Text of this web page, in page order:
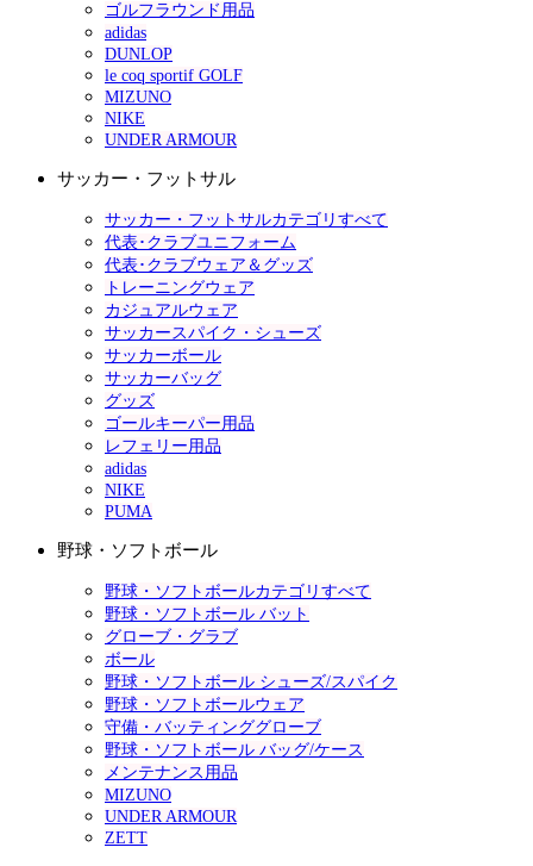
ゴルフラウンド用品
adidas
DUNLOP
le coq sportif GOLF
MIZUNO
NIKE
UNDER ARMOUR
サッカー・フットサル
サッカー・フットサルカテゴリすべて
代表･クラブユニフォーム
代表･クラブウェア＆グッズ
トレーニングウェア
カジュアルウェア
サッカースパイク・シューズ
サッカーボール
サッカーバッグ
グッズ
ゴールキーパー用品
レフェリー用品
adidas
NIKE
PUMA
野球・ソフトボール
野球・ソフトボールカテゴリすべて
野球・ソフトボール バット
グローブ・グラブ
ボール
野球・ソフトボール シューズ/スパイク
野球・ソフトボールウェア
守備・バッティンググローブ
野球・ソフトボール バッグ/ケース
メンテナンス用品
MIZUNO
UNDER ARMOUR
ZETT